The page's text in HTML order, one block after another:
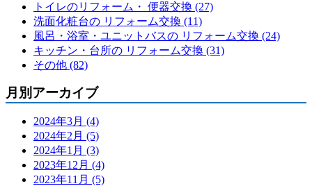
トイレのリフォーム・ 便器交換 (27)
洗面化粧台の リフォーム交換 (11)
風呂・浴室・ユニットバスの リフォーム交換 (24)
キッチン・台所の リフォーム交換 (31)
その他 (82)
月別アーカイブ
2024年3月 (4)
2024年2月 (5)
2024年1月 (3)
2023年12月 (4)
2023年11月 (5)